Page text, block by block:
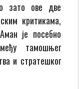
зато ове две
критикама,
је посебно
тамошњег
и стратешког